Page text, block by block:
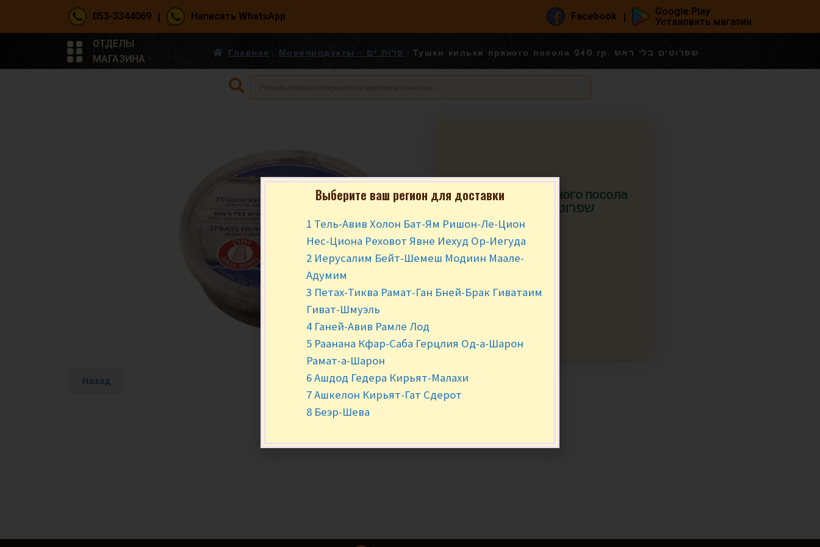
053-3344069 | Написать WhatsApp Facebook |
Google Play
Установить магазин
ОТДЕЛЫ
МАГАЗИНА
Главная Морепродукты - פרות ים Тушки кильки пряного посола 240 гр. שפרוטים בלי ראש
Тушки кильки пряного посола
240 гр. שפרוטים בלי ראש
₪15.90 за шт.
Назад
Выберите ваш регион для доставки
1 Тель-Авив Холон Бат-Ям Ришон-Ле-Цион
Нес-Циона Реховот Явне Иехуд Ор-Иегуда
2 Иерусалим Бейт-Шемеш Модиин Маале-
Адумим
3 Петах-Тиква Рамат-Ган Бней-Брак Гиватаим
Гиват-Шмуэль
4 Ганей-Авив Рамле Лод
5 Раанана Кфар-Саба Герцлия Од-а-Шарон
Рамат-а-Шарон
6 Ашдод Гедера Кирьят-Малахи
7 Ашкелон Кирьят-Гат Сдерот
8 Беэр-Шева